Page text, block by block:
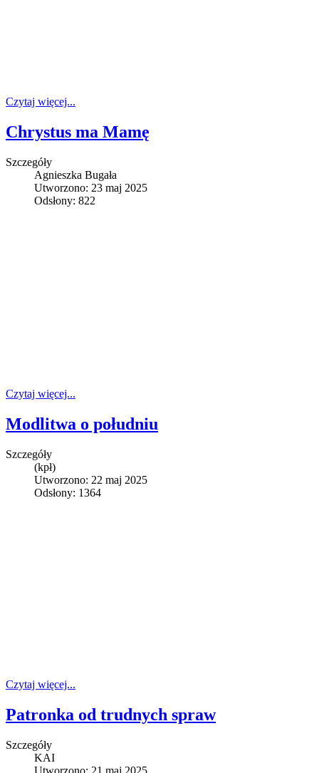
Czytaj więcej...
Chrystus ma Mamę
Szczegóły
Agnieszka Bugała
Utworzono: 23 maj 2025
Odsłony: 822
Czytaj więcej...
Modlitwa o południu
Szczegóły
(kpł)
Utworzono: 22 maj 2025
Odsłony: 1364
Czytaj więcej...
Patronka od trudnych spraw
Szczegóły
KAI
Utworzono: 21 maj 2025